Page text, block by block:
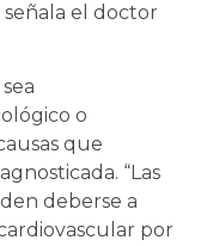
señala el doctor
o
que
“Las
deberse a
por